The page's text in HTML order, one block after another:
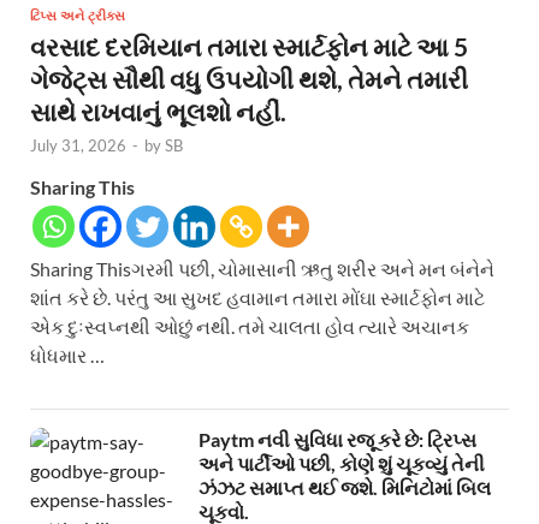
ટિપ્સ અને ટ્રીક્સ
વરસાદ દરમિયાન તમારા સ્માર્ટફોન માટે આ 5
ગેજેટ્સ સૌથી વધુ ઉપયોગી થશે, તેમને તમારી
સાથે રાખવાનું ભૂલશો નહીં.
July 31, 2026 - bySB
Sharing This
Sharing Thisગરમી પછી, ચોમાસાની ઋતુ શરીર અને મન બંનેને
શાંત કરે છે. પરંતુ આ સુખદ હવામાન તમારા મોંઘા સ્માર્ટફોન માટે
એક દુઃસ્વપ્નથી ઓછું નથી. તમે ચાલતા હોવ ત્યારે અચાનક
ધોધમાર …
Paytm નવી સુવિધા રજૂ કરે છે: ટ્રિપ્સ
અને પાર્ટીઓ પછી, કોણે શું ચૂકવ્યું તેની
ઝંઝટ સમાપ્ત થઈ જશે. મિનિટોમાં બિલ
ચૂકવો.